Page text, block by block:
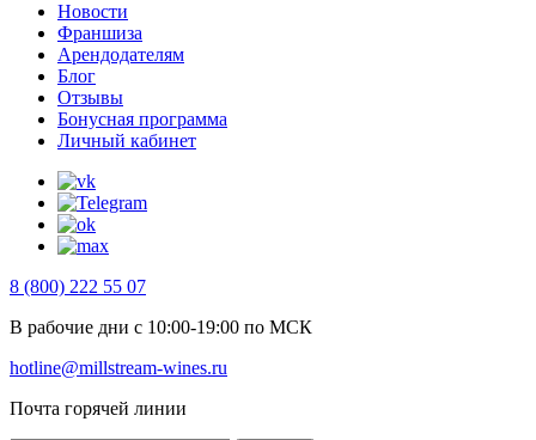
Новости
Франшиза
Арендодателям
Блог
Отзывы
Бонусная программа
Личный кабинет
8 (800) 222 55 07
В рабочие дни с 10:00-19:00 по МСК
hotline@millstream-wines.ru
Почта горячей линии